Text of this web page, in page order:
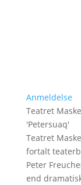
Anmeldelse
Teatret
'Petersuaq'
Teatret
fortalt
Peter
end